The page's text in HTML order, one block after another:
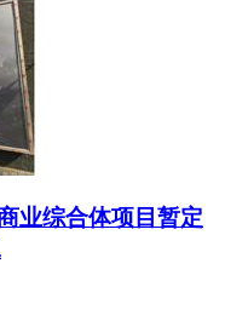
业综合体项目暂定